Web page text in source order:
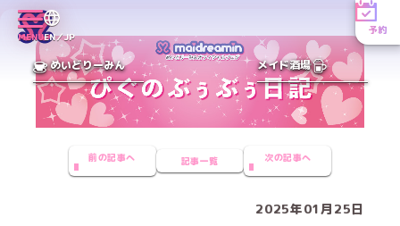
MENUEN／JP
予約
めいどりーみん メイド酒場
前の記事へ 記事一覧 次の記事へ
2025年01月25日